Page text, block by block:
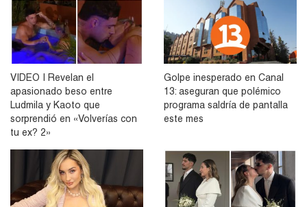
VIDEO | Revelan el
apasionado beso entre
Ludmila y Kaoto que
sorprendió en «Volverías con
tu ex? 2»
Golpe inesperado en Canal
13: aseguran que polémico
programa saldría de pantalla
este mes